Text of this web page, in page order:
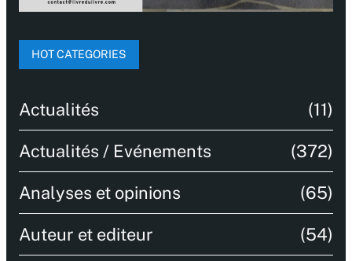
HOT CATEGORIES
Actualités (11)
Actualités / Evénements (372)
Analyses et opinions (65)
Auteur et editeur (54)